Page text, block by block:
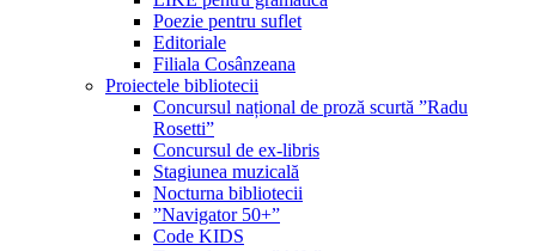
Poezie pentru suflet
Editoriale
Filiala Cosânzeana
Proiectele bibliotecii
Concursul național de proză scurtă ”Radu
Rosetti”
Concursul de ex-libris
Stagiunea muzicală
Nocturna bibliotecii
”Navigator 50+”
Code KIDS